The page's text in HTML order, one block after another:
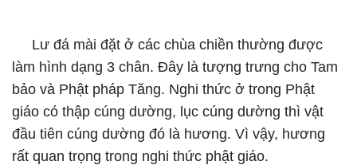
Lư đá mài đặt ở các chùa chiền thường được
làm hình dạng 3 chân. Đây là tượng trưng cho Tam
bảo và Phật pháp Tăng. Nghi thức ở trong Phật
giáo có thập cúng dường, lục cúng dường thì vật
đầu tiên cúng dường đó là hương. Vì vậy, hương
rất quan trọng trong nghi thức phật giáo.